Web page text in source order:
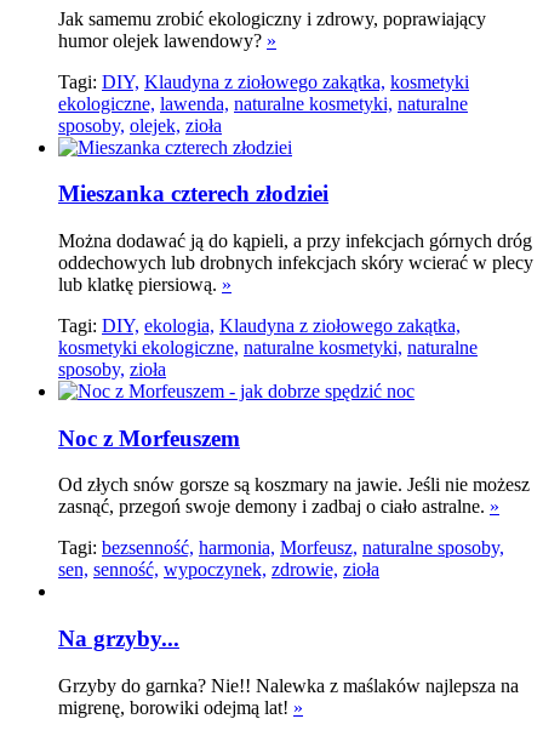
Jak samemu zrobić ekologiczny i zdrowy, poprawiający
humor olejek lawendowy? »
Tagi: DIY, Klaudyna z ziołowego zakątka, kosmetyki
ekologiczne, lawenda, naturalne kosmetyki, naturalne
sposoby, olejek, zioła
Mieszanka czterech złodziei
Można dodawać ją do kąpieli, a przy infekcjach górnych dróg
oddechowych lub drobnych infekcjach skóry wcierać w plecy
lub klatkę piersiową. »
Tagi: DIY, ekologia, Klaudyna z ziołowego zakątka,
kosmetyki ekologiczne, naturalne kosmetyki, naturalne
sposoby, zioła
Noc z Morfeuszem
Od złych snów gorsze są koszmary na jawie. Jeśli nie możesz
zasnąć, przegoń swoje demony i zadbaj o ciało astralne. »
Tagi: bezsenność, harmonia, Morfeusz, naturalne sposoby,
sen, senność, wypoczynek, zdrowie, zioła
Na grzyby...
Grzyby do garnka? Nie!! Nalewka z maślaków najlepsza na
migrenę, borowiki odejmą lat! »